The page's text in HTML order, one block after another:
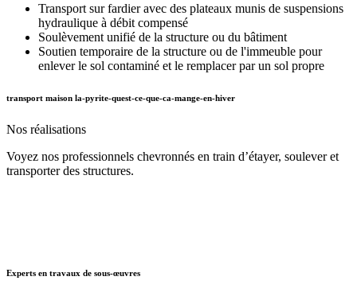
Transport sur fardier avec des plateaux munis de suspensions
hydraulique à débit compensé
Soulèvement unifié de la structure ou du bâtiment
Soutien temporaire de la structure ou de l'immeuble pour
enlever le sol contaminé et le remplacer par un sol propre
transport maison la-pyrite-quest-ce-que-ca-mange-en-hiver
Nos réalisations
Voyez nos professionnels chevronnés en train d’étayer, soulever et
transporter des structures.
Experts en travaux de sous-œuvres